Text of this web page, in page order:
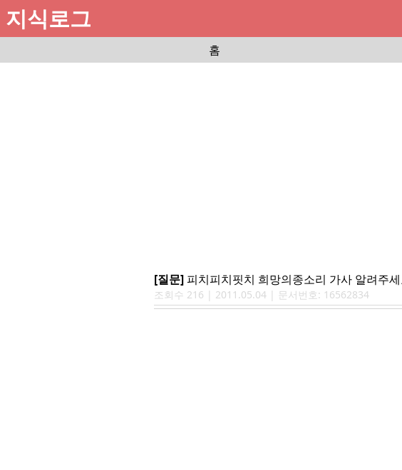
지식로그
홈
[질문] 피치피치핏치 희망의종소리 가사 알려주
조회수 216 | 2011.05.04 | 문서번호: 16562834